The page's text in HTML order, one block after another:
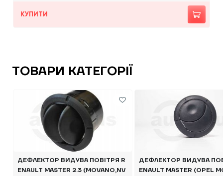
КУПИТИ
ТОВАРИ КАТЕГОРІЇ
ДЕФЛЕКТОР ВИДУВА ПОВІТРЯ R
ENAULT MASTER 2.3 (MOVANO,NV
ДЕФЛЕКТОР ВИДУВА
ENAULT MASTER (OPEL